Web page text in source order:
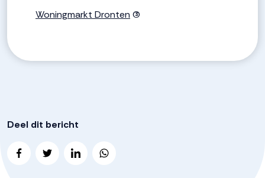
Woningmarkt Dronten (3)
Deel dit bericht